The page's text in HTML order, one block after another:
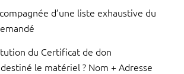
d’une liste exhaustive du
du Certificat de don
le matériel ? Nom + Adresse